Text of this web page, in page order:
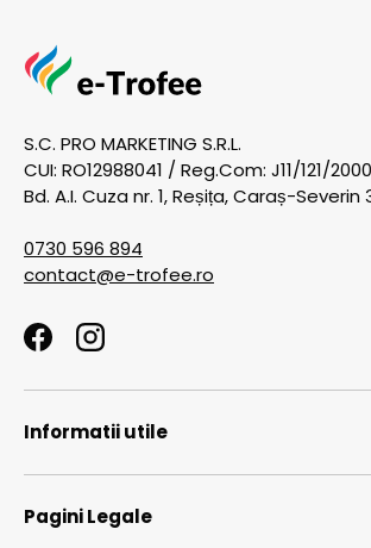
S.C. PRO MARKETING S.R.L.
CUI: RO12988041 / Reg.Com: J11/121/2000
Bd. A.I. Cuza nr. 1, Reșița, Caraș-Severin
0730 596 894
contact@e-trofee.ro
FacebookInstagram
Informatii utile
Pagini Legale